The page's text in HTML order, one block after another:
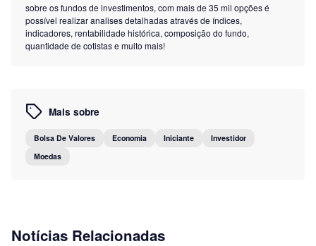
sobre os fundos de investimentos, com mais de 35 mil opções é
possível realizar analises detalhadas através de índices,
indicadores, rentabilidade histórica, composição do fundo,
quantidade de cotistas e muito mais!
Mais sobre
Bolsa De Valores Economia Iniciante
Investidor
Moedas
Notícias Relacionadas